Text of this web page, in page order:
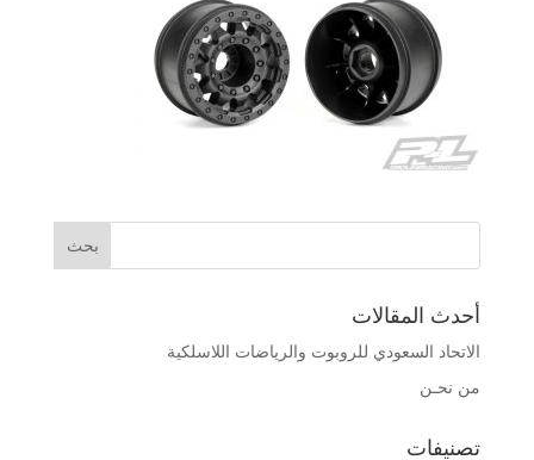
أحدث المقالات
الاتحاد السعودي للروبوت والرياضات اللاسلكية
من نحـن
تصنيفات